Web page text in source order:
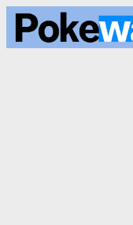
Przejdź